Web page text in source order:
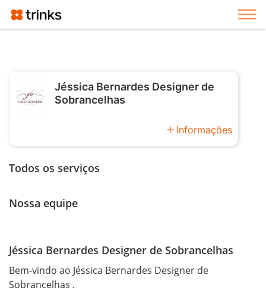
Jéssica Bernardes Designer de
Sobrancelhas
add Informações
Todos os serviços
Nossa equipe
Jéssica Bernardes Designer de Sobrancelhas
Bem-vindo ao Jéssica Bernardes Designer de
Sobrancelhas .